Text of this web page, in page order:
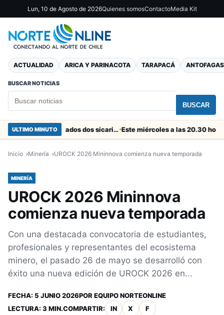
Lun, 10 de Agosto de 2026Quienes somosContactoMedia Kit
ACTUALIDAD ARICA Y PARINACOTA TARAPACÁ
BUSCAR NOTICIAS
BUSCAR
ULTIMO MINUTO En el “colador” de Cuya fueron capturados dos sicarios colombianos
Inicio Minería UROCK 2026 Mininnova comienza nueva temporada
MINERÍA
UROCK 2026 Mininnova
comienza nueva temporada
Con una destacada convocatoria de estudiantes,
profesionales y representantes del ecosistema
minero, el pasado 26 de mayo se desarrolló con
éxito una nueva edición de UROCK 2026 en...
FECHA: 5 JUNIO 2026POR EQUIPO NORTEONLINE
LECTURA: 3 MIN.COMPARTIR: IN X F